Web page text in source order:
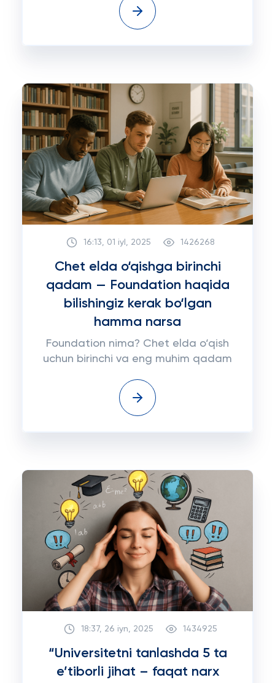
16:13, 01 iyl, 2025 1426268
Chet elda o‘qishga birinchi
qadam — Foundation haqida
bilishingiz kerak bo‘lgan
hamma narsa
Foundation nima? Chet elda o‘qish
uchun birinchi va eng muhim qadam
18:37, 26 iyn, 2025 1434925
“Universitetni tanlashda 5 ta
e’tiborli jihat – faqat narx